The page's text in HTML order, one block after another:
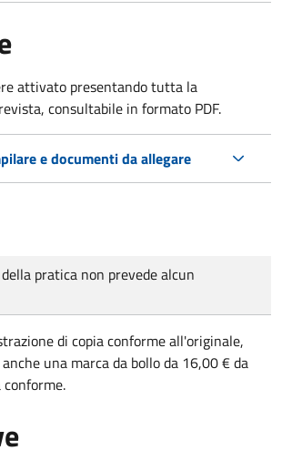
attivato presentando tutta la
consultabile in formato PDF.
e documenti da allegare
pratica non prevede alcun
di copia conforme all'originale,
una marca da bollo da 16,00 € da